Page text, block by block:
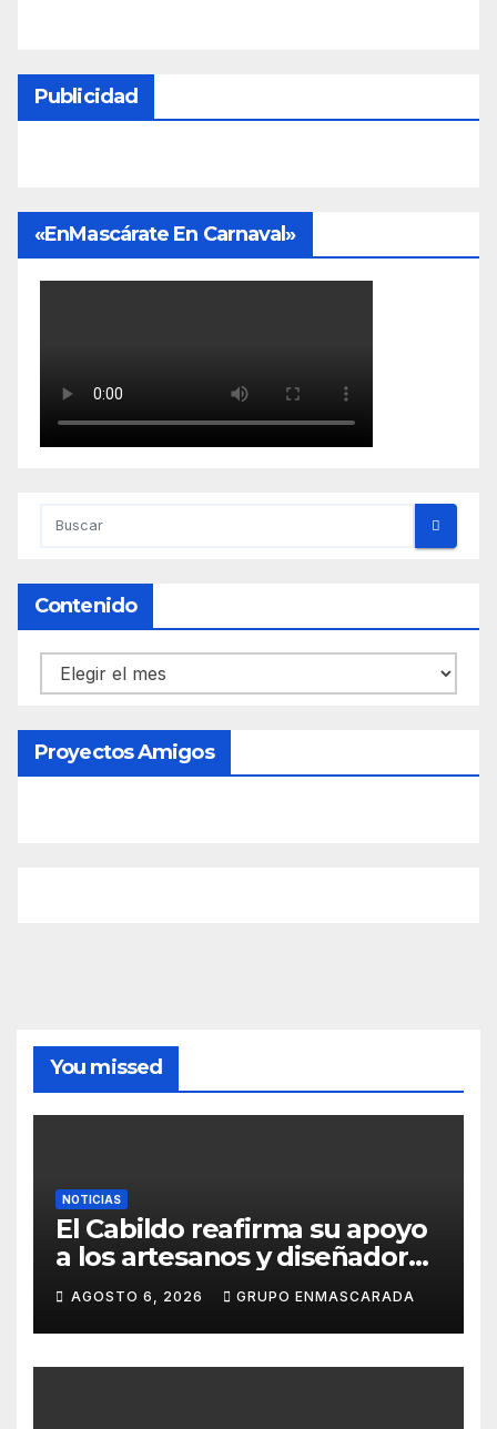
Publicidad
«EnMascárate En Carnaval»
Contenido
Contenido
Proyectos Amigos
You missed
NOTICIAS
El Cabildo reafirma su apoyo
a los artesanos y diseñadores
del Carnaval de Tenerife
AGOSTO 6, 2026 GRUPO ENMASCARADA